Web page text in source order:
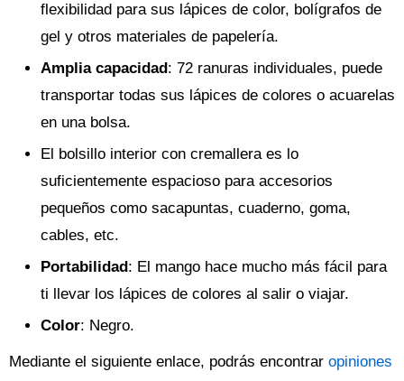
flexibilidad para sus lápices de color, bolígrafos de
gel y otros materiales de papelería.
Amplia capacidad : 72 ranuras individuales, puede
transportar todas sus lápices de colores o acuarelas
en una bolsa.
El bolsillo interior con cremallera es lo
suficientemente espacioso para accesorios
pequeños como sacapuntas, cuaderno, goma,
cables, etc.
Portabilidad : El mango hace mucho más fácil para
ti llevar los lápices de colores al salir o viajar.
Color: Negro.
Mediante el siguiente enlace, podrás encontrar opiniones